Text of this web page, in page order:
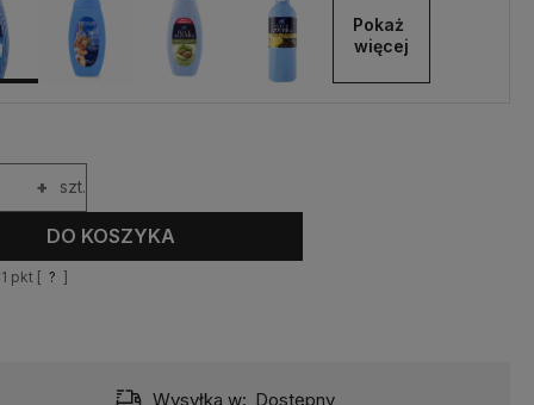
Pokaż
więcej
+ szt.
DO KOSZYKA
pkt [ ? ]
Wysyłka w: Dostępny